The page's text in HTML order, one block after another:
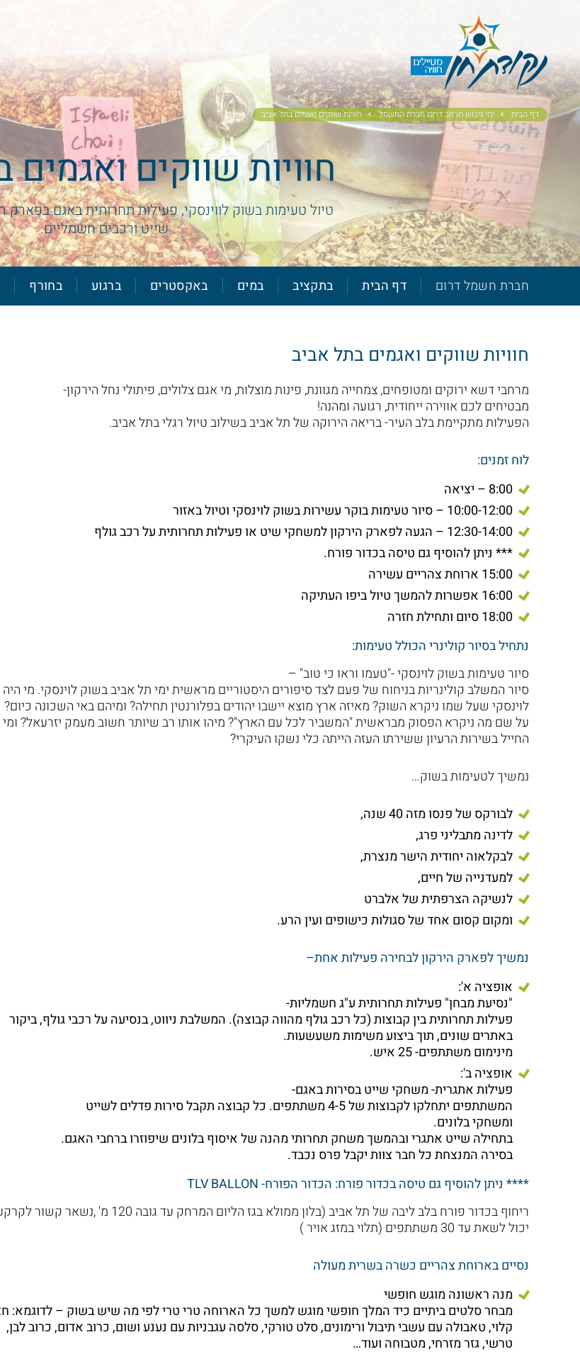
דף הבית ימי גיבוש מרחב דרום חברת החשמל חוויות שווקים ואגמים בתל אביב
חוויות שווקים
טיול טעימות בשוק לווינסקי, פעילות תחרותית באגם בפארק
שייט ורכבים חשמליים.
חברת חשמל דרום דף הבית בתקציב במים באקסטרים ברגוע בחורף
חוויות שווקים ואגמים בתל אביב
מרחבי דשא ירוקים ומטופחים, צמחייה מגוונת, פינות מוצלות, מי אגם צלולים, פיתולי נחל הירקון-
מבטיחים לכם אווירה ייחודית, רגועה ומהנה!
הפעילות מתקיימת בלב העיר- בריאה הירוקה של תל אביב בשילוב טיול רגלי בתל אביב.
לוח זמנים:
8:00 – יציאה
10:00-12:00 – סיור טעימות בוקר עשירות בשוק לוינסקי וטיול באזור
12:30-14:00 – הגעה לפארק הירקון למשחקי שיט או פעילות תחרותית על רכב גולף
*** ניתן להוסיף גם טיסה בכדור פורח.
15:00 ארוחת צהריים עשירה
16:00 אפשרות להמשך טיול ביפו העתיקה
18:00 סיום ותחילת חזרה
נתחיל בסיור קולינרי הכולל טעימות:
סיור טעימות בשוק לוינסקי -"טעמו וראו כי טוב" –
סיור המשלב קולינריות בניחוח של פעם לצד סיפורים היסטוריים מראשית ימי תל אביב בשוק לוינסקי. מי היה
לוינסקי שעל שמו ניקרא השוק? מאיזה ארץ מוצא יישבו יהודים בפלורנטין תחילה? ומיהם באי השכונה כיום?
על שם מה ניקרא הפסוק מבראשית "המשביר לכל עם הארץ"? מיהו אותו רב שיותר חשוב מעמק יזרעאל? ומי
החייל בשירות הרעיון ששירתו העזה הייתה כלי נשקו העיקרי?
נמשיך לטעימות בשוק…
לבורקס של פנסו מזה 40 שנה,
לדינה מתבליני פרג,
לבקלאוה יחודית הישר מנצרת,
למעדנייה של חיים,
לנשיקה הצרפתית של אלברט
ומקום קסום אחד של סגולות כישופים ועין הרע.
נמשיך לפארק הירקון לבחירה פעילות אחת–
אופציה א':
"נסיעת מבחן" פעילות תחרותית ע"ג חשמליות-
פעילות תחרותית בין קבוצות (כל רכב גולף מהווה קבוצה). המשלבת ניווט, בנסיעה על רכבי גולף, ביקור
באתרים שונים, תוך ביצוע משימות משעשעות.
מינימום משתתפים- 25 איש.
אופציה ב':
פעילות אתגרית- משחקי שייט בסירות באגם-
המשתתפים יתחלקו לקבוצות של 4-5 משתתפים. כל קבוצה תקבל סירות פדלים לשייט
ומשחקי בלונים.
בתחילה שייט אתגרי ובהמשך משחק תחרותי מהנה של איסוף בלונים שיפוזרו ברחבי האגם.
בסירה המנצחת כל חבר צוות יקבל פרס נכבד.
**** ניתן להוסיף גם טיסה בכדור פורח: הכדור הפורח- TLV BALLON
ריחוף בכדור פורח בלב ליבה של תל אביב (בלון ממולא בגז הליום המרחק עד גובה 120 מ' ,נשאר קשור לקרקע)
יכול לשאת עד 30 משתתפים (תלוי במזג אויר )
נסיים בארוחת צהריים כשרה בשרית מעולה
מנה ראשונה מוגש חופשי
מבחר סלטים ביתיים כיד המלך חופשי מוגש למשך כל הארוחה טרי טרי לפי מה שיש בשוק – לדוגמא:
קלוי, טאבולה עם עשבי תיבול ורימונים, סלט טורקי, סלסה עגבניות עם נענע ושום, כרוב אדום, כרוב לבן,
טרשי, גזר מזרחי, מטבוחה ועוד…